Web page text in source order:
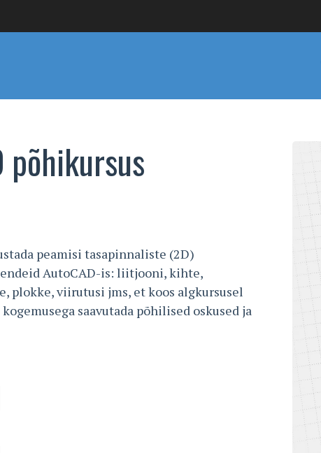
põhikursus
peamisi tasapinnaliste (2D)
AutoCAD-is: liitjooni, kihte,
plokke, viirutusi jms, et koos algkursusel
saavutada põhilised oskused ja